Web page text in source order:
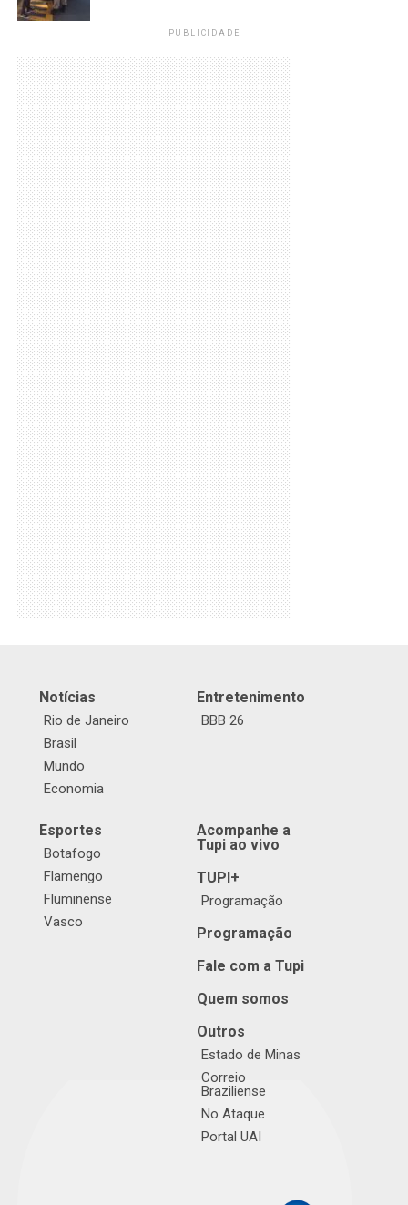
PUBLICIDADE
Notícias
Rio de Janeiro
Brasil
Mundo
Economia
Entretenimento
BBB 26
Esportes
Botafogo
Flamengo
Fluminense
Vasco
Acompanhe a
Tupi ao vivo
TUPI+
Programação
Programação
Fale com a Tupi
Quem somos
Outros
Estado de Minas
Correio
Braziliense
No Ataque
Portal UAI